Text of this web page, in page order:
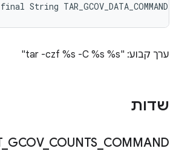
ערך קבוע: "tar -czf %s -C %s %s"
שדות
_ GCOV_ COUNTS COMMAND